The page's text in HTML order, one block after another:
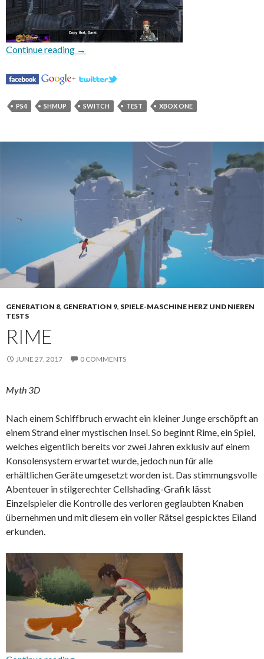
Continue reading Sine Mora EX
→
PS4 SHMUP SWITCH TEST XBOX ONE
GENERATION 8, GENERATION 9, SPIELE-MASCHINE HERZ UND NIEREN
TESTS
RIME
JUNE 27, 2017 0 COMMENTS
Myth 3D
Nach einem Schiffbruch erwacht ein kleiner Junge erschöpft an
einem Strand einer mystischen Insel. So beginnt Rime, ein Spiel,
welches eigentlich bereits vor zwei Jahren exklusiv auf einem
Konsolensystem erwartet wurde, jedoch nun für alle
erhältlichen Geräte umgesetzt worden ist. Das stimmungsvolle
Abenteuer in stilgerechter Cellshading-Grafik lässt
Einzelspieler die Kontrolle des verloren geglaubten Knaben
übernehmen und mit diesem ein voller Rätsel gespicktes Eiland
erkunden.